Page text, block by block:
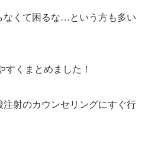
なくて困るな…という方も多い
すくまとめました！
射のカウンセリングにすぐ行